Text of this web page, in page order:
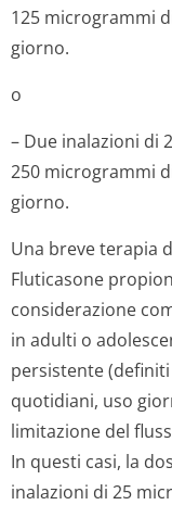
125 microgrammi
giorno.
o
– Due inalazioni di
250 microgrammi
giorno.
Una breve terapia
Fluticasone
considerazione
in adulti o
persistente
quotidiani, uso
limitazione del
In questi casi, la
inalazioni di 25